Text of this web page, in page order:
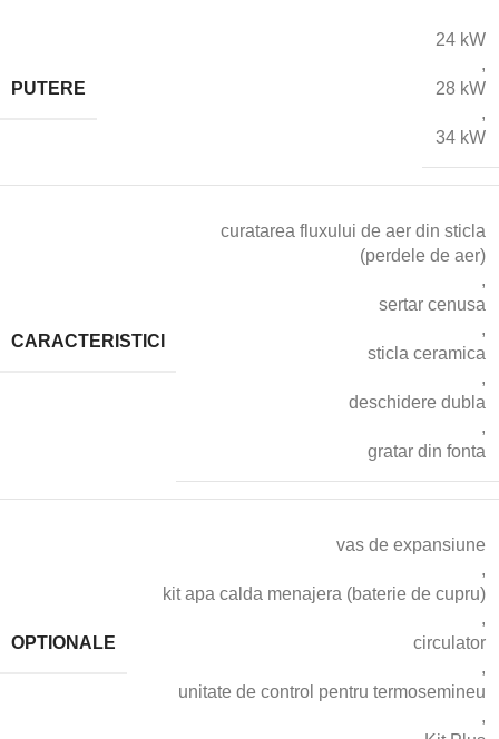
PUTERE
24 kW
,
28 kW
,
34 kW
CARACTERISTICI
curatarea fluxului de aer din sticla
(perdele de aer)
,
sertar cenusa
,
sticla ceramica
,
deschidere dubla
,
gratar din fonta
OPTIONALE
vas de expansiune
,
kit apa calda menajera (baterie de cupru)
,
circulator
,
unitate de control pentru termosemineu
,